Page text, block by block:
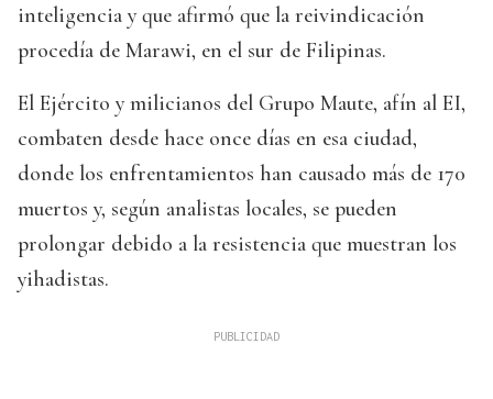
inteligencia y que afirmó que la reivindicación
procedía de Marawi, en el sur de Filipinas.
El Ejército y milicianos del Grupo Maute, afín al EI,
combaten desde hace once días en esa ciudad,
donde los enfrentamientos han causado más de 170
muertos y, según analistas locales, se pueden
prolongar debido a la resistencia que muestran los
yihadistas.